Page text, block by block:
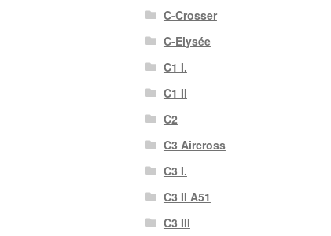
C-Crosser
C-Elysée
C1 I.
C1 II
C2
C3 Aircross
C3 I.
C3 II A51
C3 III